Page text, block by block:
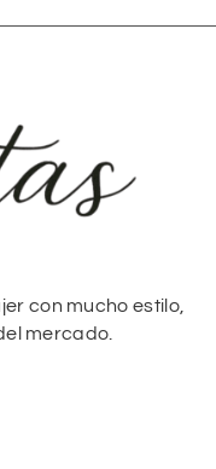
con mucho estilo,
mercado.